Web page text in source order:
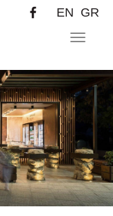
Toggle
EN GR